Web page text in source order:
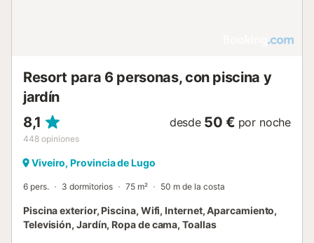
Resort para 6 personas, con piscina y
jardín
8,1
448 opiniones
desde 50 € por noche
Viveiro, Provincia de Lugo
6 pers. 3 dormitorios 75 m² 50 m de la costa
Piscina exterior, Piscina, Wifi, Internet, Aparcamiento,
Televisión, Jardín, Ropa de cama, Toallas